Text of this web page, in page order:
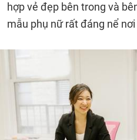
hợp vẻ đẹp bên trong và
mẫu phụ nữ rất đáng nể